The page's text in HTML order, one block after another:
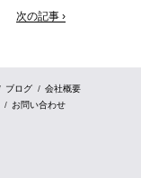
次の記事 ›
ブログ
会社概要
お問い合わせ